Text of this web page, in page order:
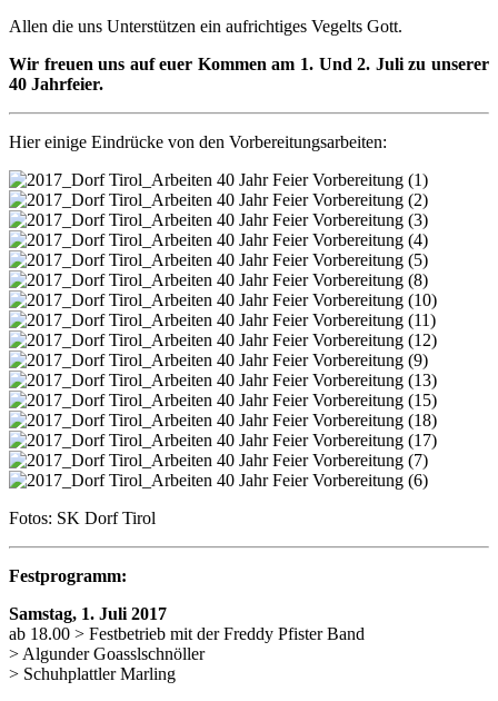
Allen die uns Unterstützen ein aufrichtiges Vegelts Gott.
Wir freuen uns auf euer Kommen am 1. Und 2. Juli zu unserer
40 Jahrfeier.
Hier einige Eindrücke von den Vorbereitungsarbeiten:
Fotos: SK Dorf Tirol
Festprogramm:
Samstag, 1. Juli 2017
ab 18.00 > Festbetrieb mit der Freddy Pfister Band
> Algunder Goasslschnöller
> Schuhplattler Marling